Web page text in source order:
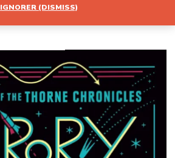
IGNORER (DISMISS)